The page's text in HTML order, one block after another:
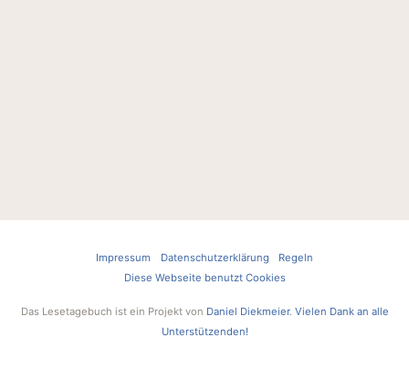
Impressum Datenschutzerklärung
Regeln
Diese Webseite benutzt Cookies
Das Lesetagebuch ist ein Projekt von Daniel Diekmeier. Vielen Dank an alle
Unterstützenden!